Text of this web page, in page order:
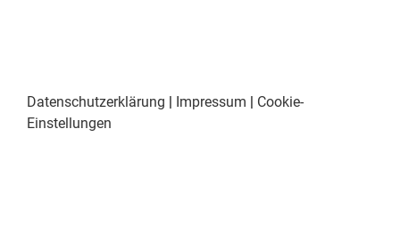
Datenschutzerklärung | Impressum | Cookie-
Einstellungen